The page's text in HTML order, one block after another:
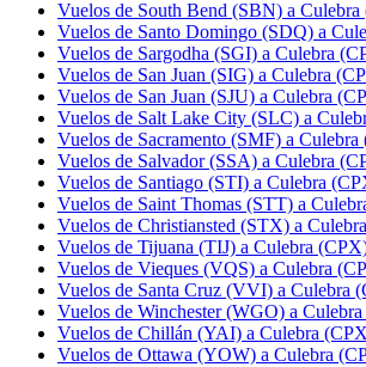
Vuelos de South Bend (SBN) a
Vuelos de Santo Domingo (SDQ) a
Vuelos de Sargodha (SGI) a Culebra
Vuelos de San Juan (SIG) a Culebra
Vuelos de San Juan (SJU) a Culebra
Vuelos de Salt Lake City (SLC) a
Vuelos de Sacramento (SMF) a
Vuelos de Salvador (SSA) a Culebra
Vuelos de Santiago (STI) a Culebra
Vuelos de Saint Thomas (STT) a
Vuelos de Christiansted (STX) a
Vuelos de Tijuana (TIJ) a Culebra
Vuelos de Vieques (VQS) a Culebra
Vuelos de Santa Cruz (VVI) a Culebra
Vuelos de Winchester (WGO) a
Vuelos de Chillán (YAI) a Culebra
Vuelos de Ottawa (YOW) a Culebra